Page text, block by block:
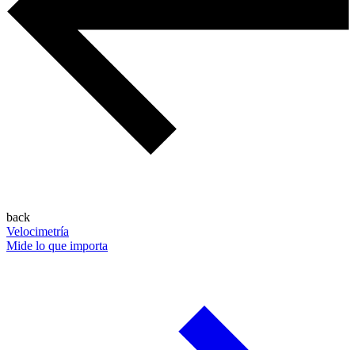
back
Velocimetría
Mide lo que importa